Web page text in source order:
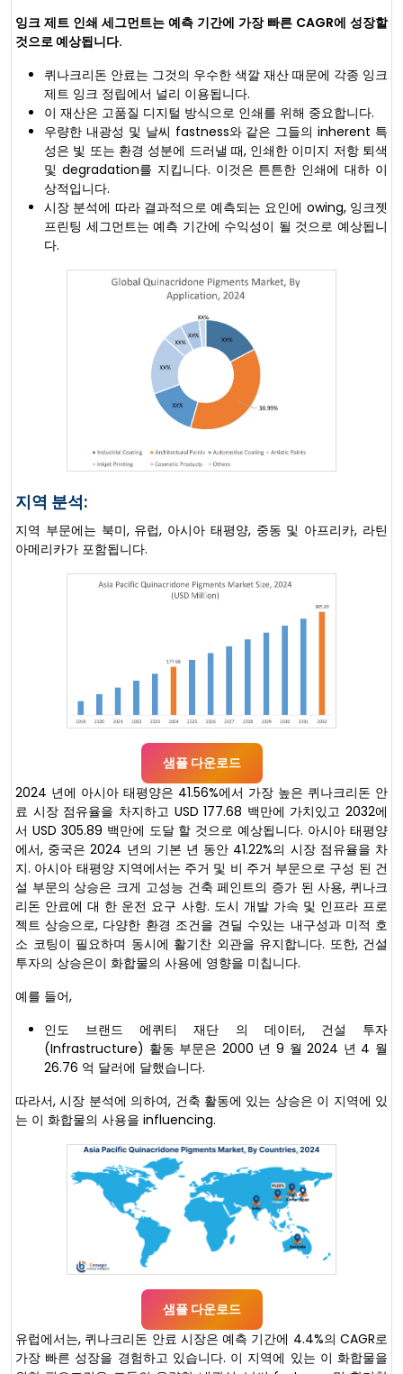
잉크 제트 인쇄 세그먼트는 예측 기간에 가장 빠른 CAGR에 성장할
것으로 예상됩니다.
퀴나크리돈 안료는 그것의 우수한 색깔 재산 때문에 각종 잉크
제트 잉크 정립에서 널리 이용됩니다.
이 재산은 고품질 디지털 방식으로 인쇄를 위해 중요합니다.
우량한 내광성 및 날씨 fastness와 같은 그들의 inherent 특
성은 빛 또는 환경 성분에 드러낼 때, 인쇄한 이미지 저항 퇴색
및 degradation를 지킵니다. 이것은 튼튼한 인쇄에 대하 이
상적입니다.
시장 분석에 따라 결과적으로 예측되는 요인에 owing, 잉크젯
프린팅 세그먼트는 예측 기간에 수익성이 될 것으로 예상됩니
다.
지역 분석:
지역 부문에는 북미, 유럽, 아시아 태평양, 중동 및 아프리카, 라틴
아메리카가 포함됩니다.
샘플 다운로드
2024 년에 아시아 태평양은 41.56%에서 가장 높은 퀴나크리돈 안
료 시장 점유율을 차지하고 USD 177.68 백만에 가치있고 2032에
서 USD 305.89 백만에 도달 할 것으로 예상됩니다. 아시아 태평양
에서, 중국은 2024 년의 기본 년 동안 41.22%의 시장 점유율을 차
지. 아시아 태평양 지역에서는 주거 및 비 주거 부문으로 구성 된 건
설 부문의 상승은 크게 고성능 건축 페인트의 증가 된 사용, 퀴나크
리돈 안료에 대 한 운전 요구 사항. 도시 개발 가속 및 인프라 프로
젝트 상승으로, 다양한 환경 조건을 견딜 수있는 내구성과 미적 호
소 코팅이 필요하며 동시에 활기찬 외관을 유지합니다. 또한, 건설
투자의 상승은이 화합물의 사용에 영향을 미칩니다.
예를 들어,
인도 브랜드 에퀴티 재단 의 데이터, 건설 투자
(Infrastructure) 활동 부문은 2000 년 9 월 2024 년 4 월
26.76 억 달러에 달했습니다.
따라서, 시장 분석에 의하여, 건축 활동에 있는 상승은 이 지역에 있
는 이 화합물의 사용을 influencing.
샘플 다운로드
유럽에서는, 퀴나크리돈 안료 시장은 예측 기간에 4.4%의 CAGR로
가장 빠른 성장을 경험하고 있습니다. 이 지역에 있는 이 화합물을